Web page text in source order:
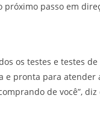
passo em
os testes e testes
pronta para atender
de você”, diz